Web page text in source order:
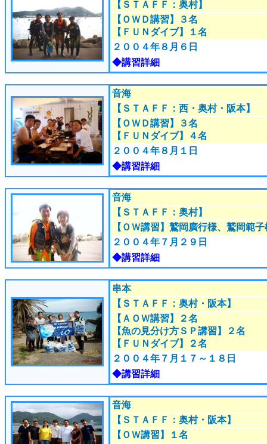
【ＳＴＡＦＦ：奥村】
【ＯＷＤ講習】３名
【ＦＵＮダイブ】１名
２００４年８月６日
◆講習詳細
音海
【ＳＴＡＦＦ：西・奥村・阪本】
【ＯＷＤ講習】３名
【ＦＵＮダイブ】４名
２００４年８月１日
◆講習詳細
音海
【ＳＴＡＦＦ：奥村】
【ＯＷ講習】鷲岡廣行様、鷲岡範子
２００４年７月２９日
◆講習詳細
串本
【ＳＴＡＦＦ：奥村・阪本】
【ＡＯＷ講習】２名
【魚の見分け方ＳＰ講習】２名
【ＦＵＮダイブ】２名
２００４年７月１７～１８日
◆講習詳細
音海
【ＳＴＡＦＦ：奥村・阪本】
【ＯＷ講習】１名